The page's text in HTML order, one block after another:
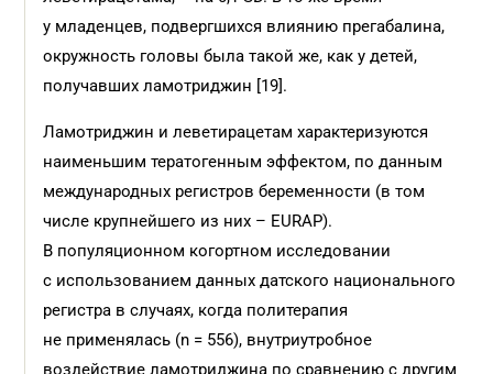
у младенцев, подвергшихся влиянию прегабалина,
окружность головы была такой же, как у детей,
получавших ламотриджин [19].
Ламотриджин и леветирацетам характеризуются
наименьшим тератогенным эффектом, по данным
международных регистров беременности (в том
числе крупнейшего из них – EURAP).
В популяционном когортном исследовании
с использованием данных датского национального
регистра в случаях, когда политерапия
не применялась (n = 556), внутриутробное
воздействие ламотриджина по сравнению с другим